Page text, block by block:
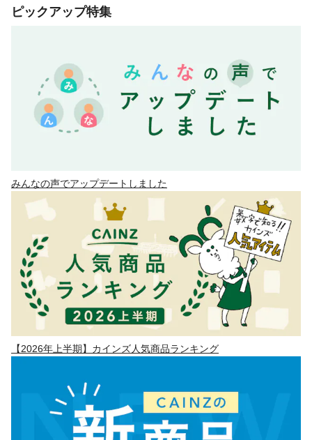
ピックアップ特集
みんなの声でアップデートしました
【2026年上半期】カインズ人気商品ランキング